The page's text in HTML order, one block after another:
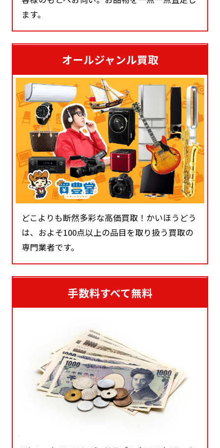
ます。
オールジャンル買取
どこよりも断然多彩な高価買取！かいほうどう
は、およそ100点以上の品目を取り扱う買取の
専門業者です。
手数料すべて無料